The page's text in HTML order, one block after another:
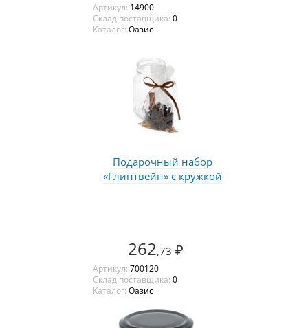
Артикул: 14900
Склад поставщика: 0
Каталог: Оазис
Подарочный набор
«Глинтвейн» с кружкой
262,73 ₽
Артикул: 700120
Склад поставщика: 0
Каталог: Оазис